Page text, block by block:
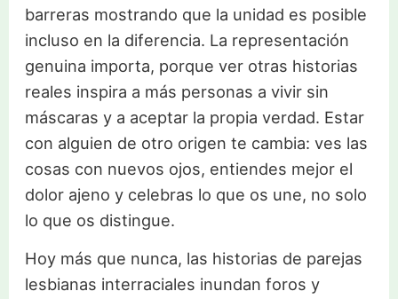
barreras mostrando que la unidad es posible
incluso en la diferencia. La representación
genuina importa, porque ver otras historias
reales inspira a más personas a vivir sin
máscaras y a aceptar la propia verdad. Estar
con alguien de otro origen te cambia: ves las
cosas con nuevos ojos, entiendes mejor el
dolor ajeno y celebras lo que os une, no solo
lo que os distingue.
Hoy más que nunca, las historias de parejas
lesbianas interraciales inundan foros y